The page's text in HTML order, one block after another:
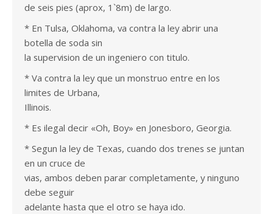
de seis pies (aprox, 1`8m) de largo.
* En Tulsa, Oklahoma, va contra la ley abrir una
botella de soda sin
la supervision de un ingeniero con titulo.
* Va contra la ley que un monstruo entre en los
limites de Urbana,
Illinois.
* Es ilegal decir «Oh, Boy» en Jonesboro, Georgia.
* Segun la ley de Texas, cuando dos trenes se juntan
en un cruce de
vias, ambos deben parar completamente, y ninguno
debe seguir
adelante hasta que el otro se haya ido.